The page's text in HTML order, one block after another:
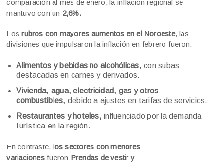
comparación al mes de enero, la inflación regional se
mantuvo con un 2,6%.
Losrubros con mayores aumentos en el Noroeste, las
divisiones que impulsaron la inflación en febrero fueron:
Alimentos y bebidas no alcohólicas, con subas
destacadas en carnes y derivados.
Vivienda, agua, electricidad, gas y otros
combustibles, debido a ajustes en tarifas de servicios.
Restaurantes y hoteles, influenciado por la demanda
turística en la región.
En contraste, los sectores con menores
variacionesfueron Prendas de vestir y